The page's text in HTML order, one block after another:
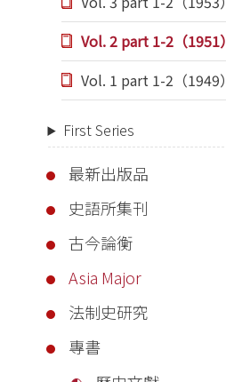
Vol. 2 part 1-2（1951）
Vol. 1 part 1-2（1949）
First Series
最新出版品
史語所集刊
古今論衡
Asia Major
法制史研究
專書